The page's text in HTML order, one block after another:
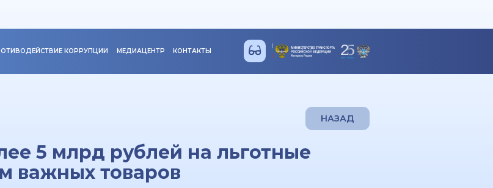
КОРРУПЦИИ МЕДИАЦЕНТР КОНТАКТЫ
НАЗАД
5 млрд рублей на льготные
важных товаров